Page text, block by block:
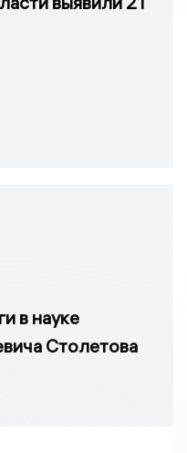
в науке
Столетова